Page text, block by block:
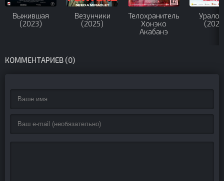
Выжившая
(2023)
Везунчики
(2025)
Телохранитель
Хонэко
Акабанэ
КОММЕНТАРИЕВ (0)